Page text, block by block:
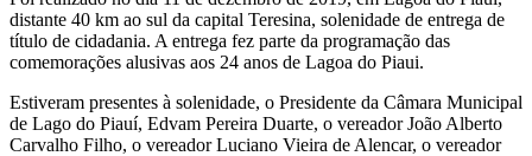
distante 40 km ao sul da capital Teresina, solenidade de entrega de
título de cidadania. A entrega fez parte da programação das
comemorações alusivas aos 24 anos de Lagoa do Piaui.
Estiveram presentes à solenidade, o Presidente da Câmara Municipal
de Lago do Piauí, Edvam Pereira Duarte, o vereador João Alberto
Carvalho Filho, o vereador Luciano Vieira de Alencar, o vereador